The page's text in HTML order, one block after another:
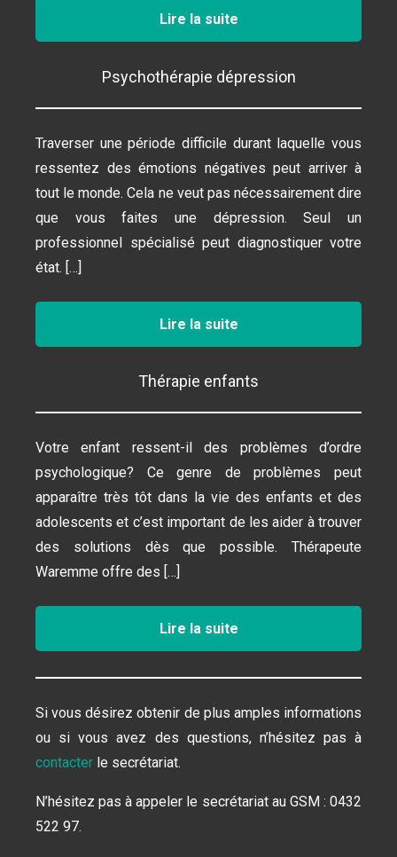
Lire la suite
Psychothérapie dépression
Traverser une période difficile durant laquelle vous
ressentez des émotions négatives peut arriver à
tout le monde. Cela ne veut pas nécessairement dire
que vous faites une dépression. Seul un
professionnel spécialisé peut diagnostiquer votre
état. […]
Lire la suite
Thérapie enfants
Votre enfant ressent-il des problèmes d’ordre
psychologique? Ce genre de problèmes peut
apparaître très tôt dans la vie des enfants et des
adolescents et c’est important de les aider à trouver
des solutions dès que possible. Thérapeute
Waremme offre des […]
Lire la suite
Si vous désirez obtenir de plus amples informations
ou si vous avez des questions, n’hésitez pas à
contacter le secrétariat.
N’hésitez pas à appeler le secrétariat au GSM : 0432
522 97.